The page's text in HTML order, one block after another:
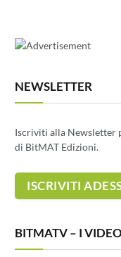
NEWSLETTER
Iscriviti alla Newsletter
di BitMAT Edizioni.
BITMATV – I